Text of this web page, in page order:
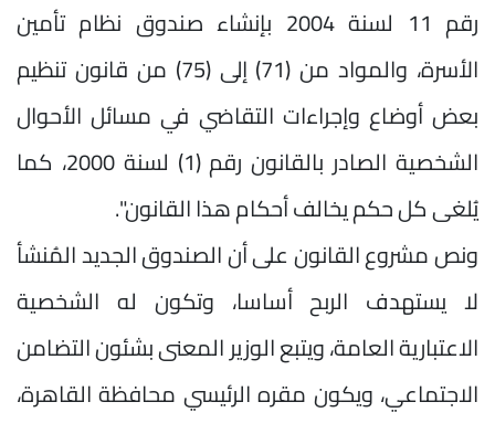
رقم 11 لسنة 2004 بإنشاء صندوق نظام تأمين
الأسرة، والمواد من (71) إلى (75) من قانون تنظيم
بعض أوضاع وإجراءات التقاضي في مسائل الأحوال
الشخصية الصادر بالقانون رقم (1) لسنة 2000، كما
يُلغى كل حكم يخالف أحكام هذا القانون".
ونص مشروع القانون على أن الصندوق الجديد المُنشأ
لا يستهدف الربح أساسا، وتكون له الشخصية
الاعتبارية العامة، ويتبع الوزير المعنى بشئون التضامن
الاجتماعي، ويكون مقره الرئيسي محافظة القاهرة،